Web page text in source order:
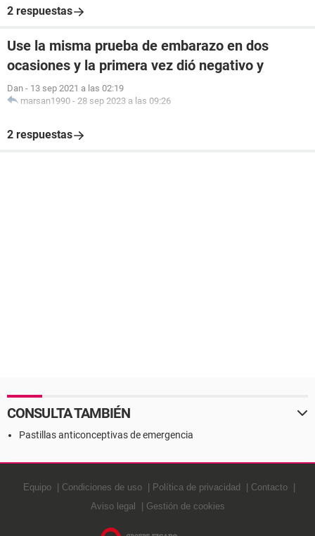
2 respuestas
Use la misma prueba de embarazo en dos
ocasiones y la primera vez dió negativo y
Dan - 13 sep 2021 a las 02:19
marsan1990 - 28 sep 2023 a las 09:26
2 respuestas
CONSULTA TAMBIÉN
Pastillas anticonceptivas de emergencia
Equipo Condiciones de uso Política de privacidad
Contacto
Aviso legal
Gestión de cookies